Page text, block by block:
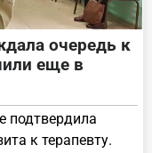
очередь к
еще в
подтвердила
к терапевту.